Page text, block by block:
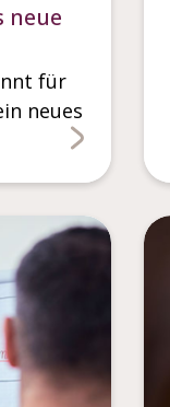
neue
für
neues